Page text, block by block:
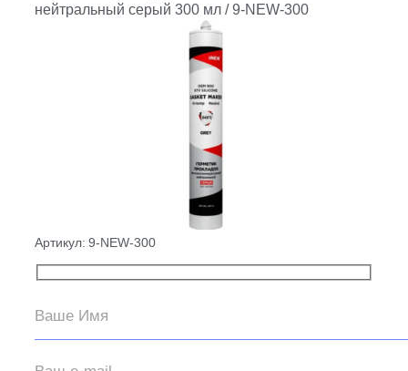
нейтральный серый 300 мл / 9-NEW-300
Артикул: 9-NEW-300